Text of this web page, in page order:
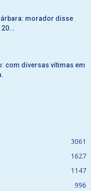
morador disse
com diversas vítimas em
3061
1627
1147
996